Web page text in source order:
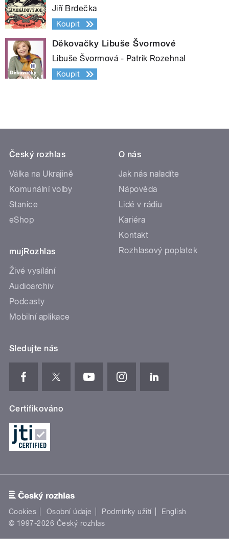
Jiří Brdečka
Koupit
Děkovačky Libuše Švormové
Libuše Švormová - Patrik Rozehnal
Koupit
Český rozhlas
Válka na Ukrajině
Komunální volby
Stanice
eShop
mujRozhlas
Živé vysílání
Audioarchiv
Podcasty
Mobilní aplikace
O nás
Jak nás naladíte
Nápověda
Lidé v rádiu
Kariéra
Kontakt
Rozhlasový poplatek
Sledujte nás
Certifikováno
Cookies Osobní údaje Podmínky užití
English
© 1997-2026 Český rozhlas